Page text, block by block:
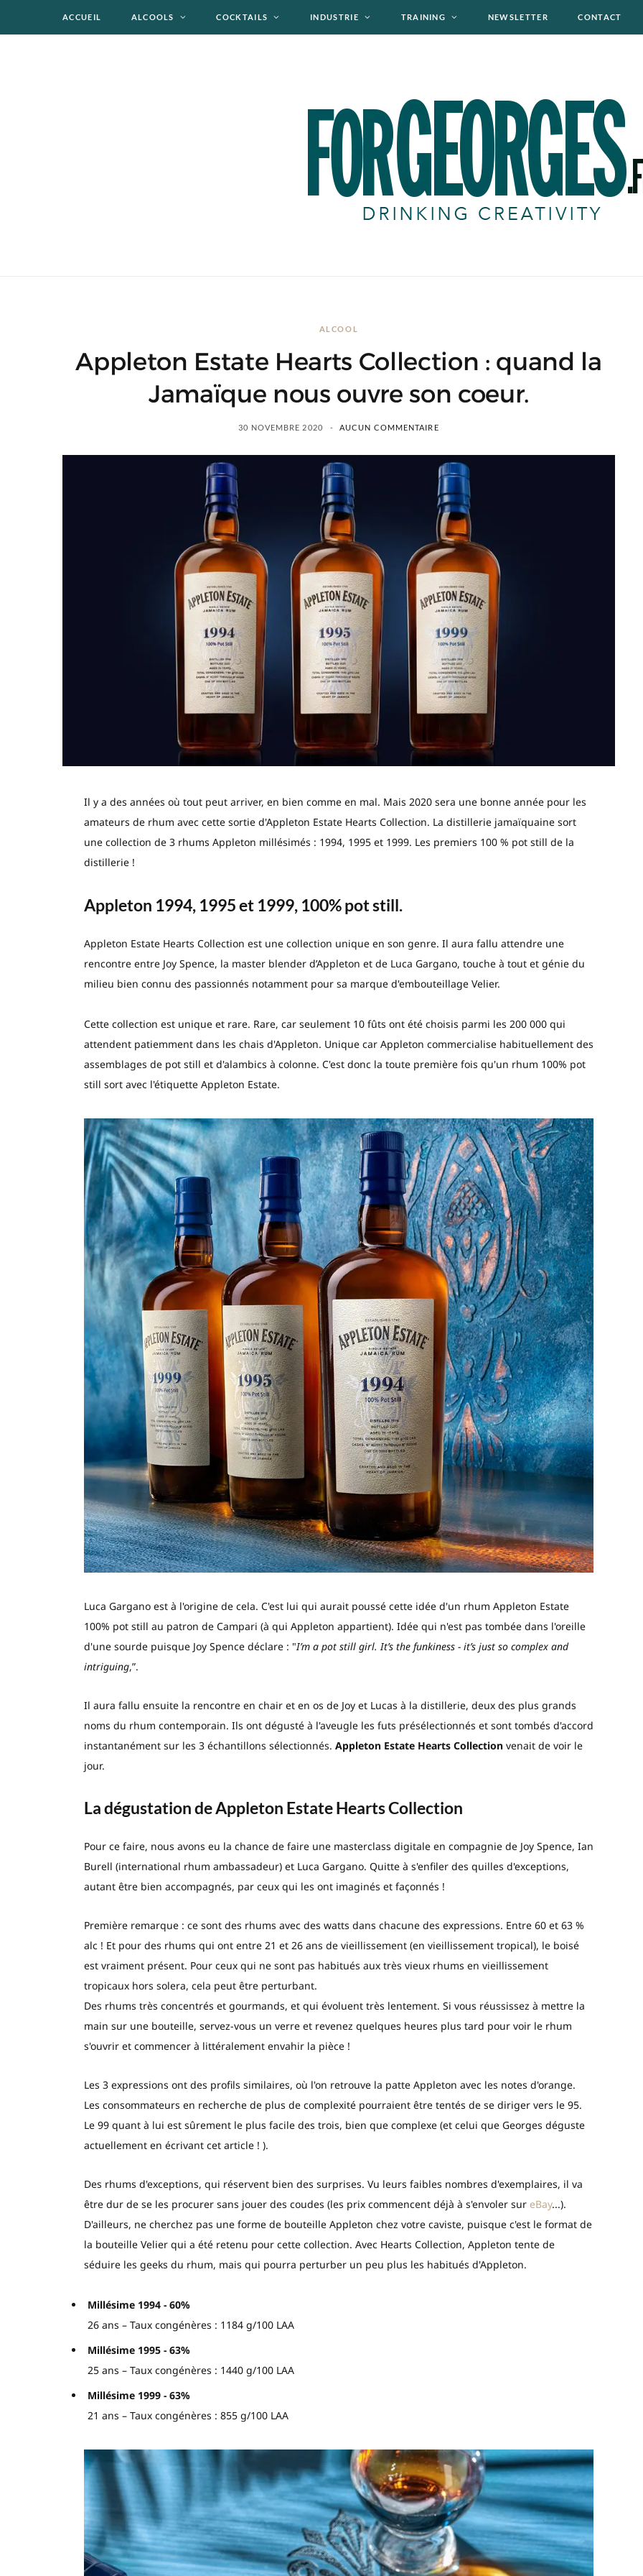
ACCUEIL ALCOOLS COCKTAILS INDUSTRIE TRAINING NEWSLETTER CONTACT
ALCOOL
Appleton Estate Hearts Collection : quand la
Jamaïque nous ouvre son coeur.
30 NOVEMBRE 2020 AUCUN COMMENTAIRE
Il y a des années où tout peut arriver, en bien comme en mal. Mais 2020 sera une bonne année pour les
amateurs de rhum avec cette sortie d'Appleton Estate Hearts Collection. La distillerie jamaïquaine sort
une collection de 3 rhums Appleton millésimés : 1994, 1995 et 1999. Les premiers 100 % pot still de la
distillerie !
Appleton 1994, 1995 et 1999, 100% pot still.
Appleton Estate Hearts Collection est une collection unique en son genre. Il aura fallu attendre une
rencontre entre Joy Spence, la master blender d’Appleton et de Luca Gargano, touche à tout et génie du
milieu bien connu des passionnés notamment pour sa marque d'embouteillage Velier.
Cette collection est unique et rare. Rare, car seulement 10 fûts ont été choisis parmi les 200 000 qui
attendent patiemment dans les chais d'Appleton. Unique car Appleton commercialise habituellement des
assemblages de pot still et d'alambics à colonne. C'est donc la toute première fois qu'un rhum 100% pot
still sort avec l'étiquette Appleton Estate.
Luca Gargano est à l'origine de cela. C'est lui qui aurait poussé cette idée d'un rhum Appleton Estate
100% pot still au patron de Campari (à qui Appleton appartient). Idée qui n'est pas tombée dans l'oreille
d'une sourde puisque Joy Spence déclare : "I’m a pot still girl. It’s the funkiness - it’s just so complex and
intriguing,”.
Il aura fallu ensuite la rencontre en chair et en os de Joy et Lucas à la distillerie, deux des plus grands
noms du rhum contemporain. Ils ont dégusté à l'aveugle les futs présélectionnés et sont tombés d'accord
instantanément sur les 3 échantillons sélectionnés. Appleton Estate Hearts Collectionvenait de voir le
jour.
La dégustation de Appleton Estate Hearts Collection
Pour ce faire, nous avons eu la chance de faire une masterclass digitale en compagnie de Joy Spence, Ian
Burell (international rhum ambassadeur) et Luca Gargano. Quitte à s'enfiler des quilles d'exceptions,
autant être bien accompagnés, par ceux qui les ont imaginés et façonnés !
Première remarque : ce sont des rhums avec des watts dans chacune des expressions. Entre 60 et 63 %
alc ! Et pour des rhums qui ont entre 21 et 26 ans de vieillissement (en vieillissement tropical), le boisé
est vraiment présent. Pour ceux qui ne sont pas habitués aux très vieux rhums en vieillissement
tropicaux hors solera, cela peut être perturbant.
Des rhums très concentrés et gourmands, et qui évoluent très lentement. Si vous réussissez à mettre la
main sur une bouteille, servez-vous un verre et revenez quelques heures plus tard pour voir le rhum
s'ouvrir et commencer à littéralement envahir la pièce !
Les 3 expressions ont des profils similaires, où l'on retrouve la patte Appleton avec les notes d'orange.
Les consommateurs en recherche de plus de complexité pourraient être tentés de se diriger vers le 95.
Le 99 quant à lui est sûrement le plus facile des trois, bien que complexe (et celui que Georges déguste
actuellement en écrivant cet article ! ).
Des rhums d'exceptions, qui réservent bien des surprises. Vu leurs faibles nombres d'exemplaires, il va
être dur de se les procurer sans jouer des coudes (les prix commencent déjà à s'envoler sur eBay...).
D'ailleurs, ne cherchez pas une forme de bouteille Appleton chez votre caviste, puisque c'est le format de
la bouteille Velier qui a été retenu pour cette collection. Avec Hearts Collection, Appleton tente de
séduire les geeks du rhum, mais qui pourra perturber un peu plus les habitués d'Appleton.
Millésime 1994 - 60%
26 ans – Taux congénères : 1184 g/100 LAA
Millésime 1995 - 63%
25 ans – Taux congénères : 1440 g/100 LAA
Millésime 1999 - 63%
21 ans – Taux congénères : 855 g/100 LAA